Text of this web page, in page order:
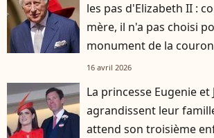
les pas d'Elizabeth II :
mère, il n'a pas choisi
monument de la
16 avril 2026
La princesse Eugenie
agrandissent leur
attend son troisième